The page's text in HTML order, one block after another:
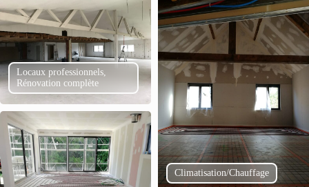
Locaux professionnels,
Rénovation complète
Climatisation/Chauffage